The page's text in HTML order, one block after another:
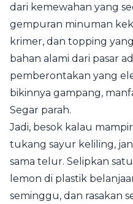
dari kemewahan yang
gempuran minuman
krimer, dan topping
bahan alami dari pasar
pemberontakan yang
bikinnya gampang,
Segar parah.
Jadi, besok kalau
tukang sayur keliling,
sama telur. Selipkan
lemon di plastik
seminggu, dan rasakan